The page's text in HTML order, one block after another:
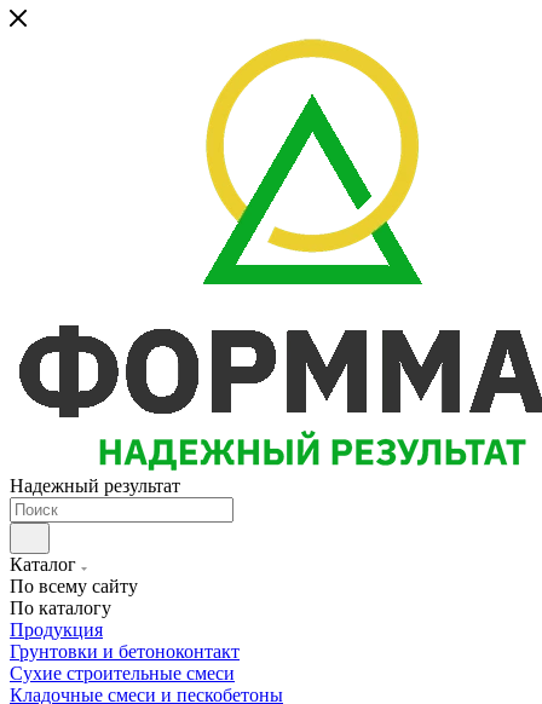
Надежный результат
Каталог
По всему сайту
По каталогу
Продукция
Грунтовки и бетоноконтакт
Сухие строительные смеси
Кладочные смеси и пескобетоны